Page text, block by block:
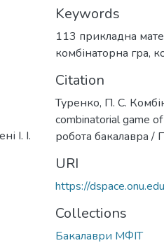
І. І.
Keywords
113 прикладна
комбінаторна гра,
Citation
Туренко, П. С.
combinatorial game
робота бакалавра /
URI
https://
Collections
Бакалаври МФІТ